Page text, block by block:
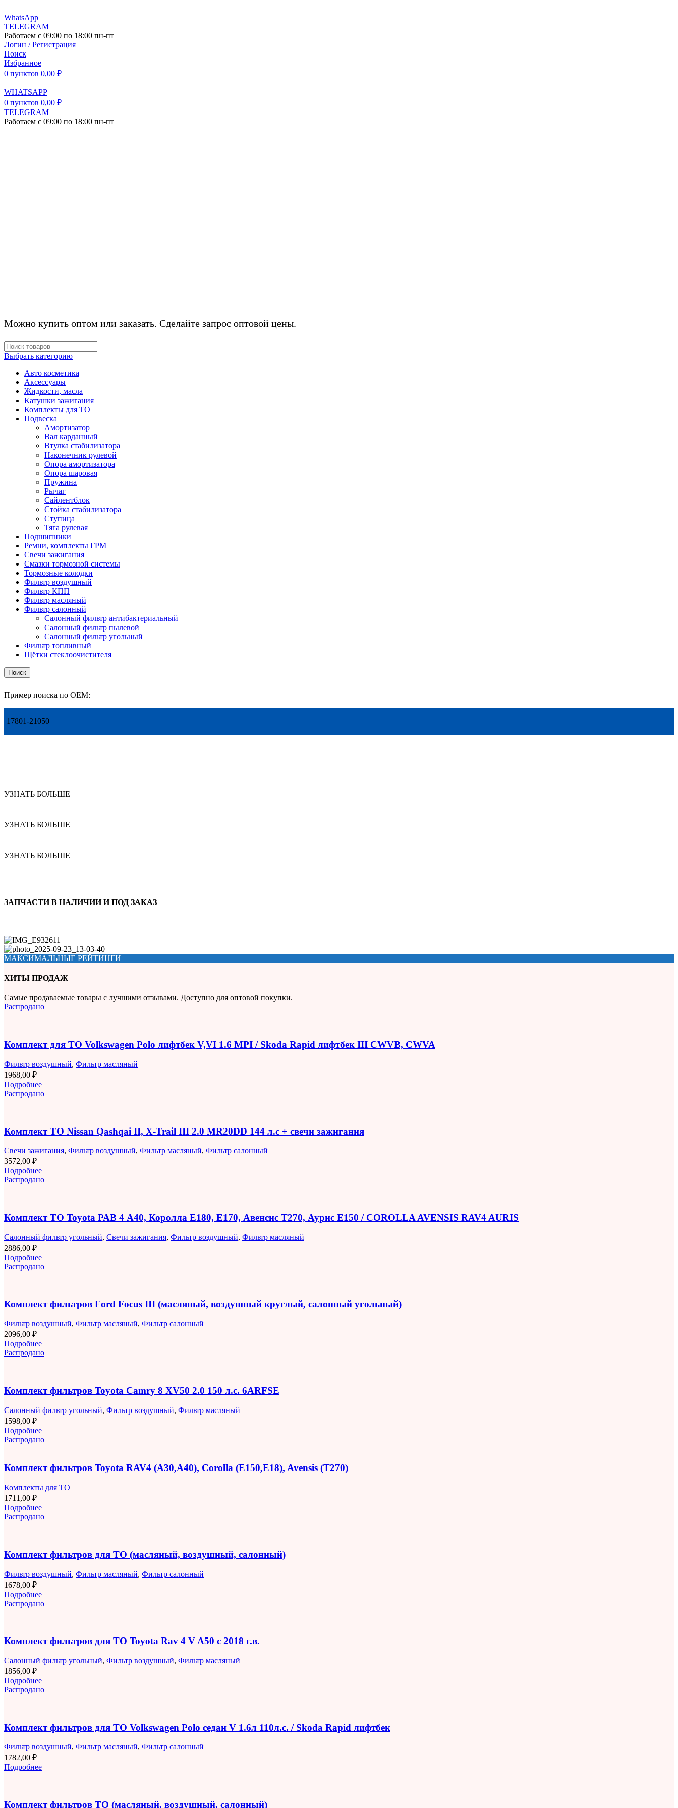
WhatsApp
TELEGRAM
Работаем с 09:00 по 18:00 пн-пт
Логин / Регистрация
Поиск
Избранное
0 пунктов 0,00 ₽
WHATSAPP
0 пунктов 0,00 ₽
TELEGRAM
Работаем с 09:00 по 18:00 пн-пт
Можно купить оптом или заказать. Сделайте запрос оптовой цены.
Выбрать категорию
Авто косметика
Аксессуары
Жидкости, масла
Катушки зажигания
Комплекты для ТО
Подвеска
Амортизатор
Вал карданный
Втулка стабилизатора
Наконечник рулевой
Опора амортизатора
Опора шаровая
Пружина
Рычаг
Сайлентблок
Стойка стабилизатора
Ступица
Тяга рулевая
Подшипники
Ремни, комплекты ГРМ
Свечи зажигания
Смазки тормозной системы
Тормозные колодки
Фильтр воздушный
Фильтр КПП
Фильтр масляный
Фильтр салонный
Салонный фильтр антибактериальный
Салонный фильтр пылевой
Салонный фильтр угольный
Фильтр топливный
Щётки стеклоочистителя
Поиск
Пример поиска по OEM:
17801-21050
УЗНАТЬ БОЛЬШЕ
УЗНАТЬ БОЛЬШЕ
УЗНАТЬ БОЛЬШЕ
ЗАПЧАСТИ В НАЛИЧИИ И ПОД ЗАКАЗ
МАКСИМАЛЬНЫЕ РЕЙТИНГИ
ХИТЫ ПРОДАЖ
Самые продаваемые товары с лучшими отзывами. Доступно для оптовой покупки.
Распродано
Комплект для ТО Volkswagen Polo лифтбек V,VI 1.6 MPI / Skoda Rapid лифтбек III CWVB, CWVA
Фильтр воздушный, Фильтр масляный
1968,00 ₽
Подробнее
Распродано
Комплект ТО Nissan Qashqai II, X-Trail III 2.0 MR20DD 144 л.с + свечи зажигания
Свечи зажигания, Фильтр воздушный, Фильтр масляный, Фильтр салонный
3572,00 ₽
Подробнее
Распродано
Комплект ТО Toyota РАВ 4 A40, Королла E180, E170, Авенсис T270, Аурис E150 / COROLLA AVENSIS RAV4 AURIS
Салонный фильтр угольный, Свечи зажигания, Фильтр воздушный, Фильтр масляный
2886,00 ₽
Подробнее
Распродано
Комплект фильтров Ford Focus III (масляный, воздушный круглый, салонный угольный)
Фильтр воздушный, Фильтр масляный, Фильтр салонный
2096,00 ₽
Подробнее
Распродано
Комплект фильтров Toyota Camry 8 XV50 2.0 150 л.с. 6ARFSE
Салонный фильтр угольный, Фильтр воздушный, Фильтр масляный
1598,00 ₽
Подробнее
Распродано
Комплект фильтров Toyota RAV4 (A30,A40), Corolla (E150,E18), Avensis (T270)
Комплекты для ТО
1711,00 ₽
Подробнее
Распродано
Комплект фильтров для ТО (масляный, воздушный, салонный)
Фильтр воздушный, Фильтр масляный, Фильтр салонный
1678,00 ₽
Подробнее
Распродано
Комплект фильтров для ТО Toyota Rav 4 V A50 с 2018 г.в.
Салонный фильтр угольный, Фильтр воздушный, Фильтр масляный
1856,00 ₽
Подробнее
Распродано
Комплект фильтров для ТО Volkswagen Polo седан V 1.6л 110л.с. / Skoda Rapid лифтбек
Фильтр воздушный, Фильтр масляный, Фильтр салонный
1782,00 ₽
Подробнее
Комплект фильтров ТО (масляный, воздушный, салонный)